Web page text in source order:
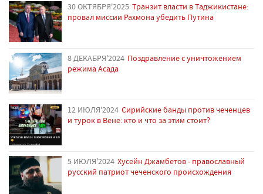
30 ОКТЯБРЯ'2025 Транзит власти в Таджикистане:
провал миссии Рахмона убедить Путина
8 ДЕКАБРЯ'2024 Поздравление с уничтожением
режима Асада
12 ИЮЛЯ'2024 Сирийские банды против чеченцев
и турок в Вене: кто и что за этим стоит?
5 ИЮЛЯ'2024 Хусейн Джамбетов - православный
русский патриот чеченского происхождения